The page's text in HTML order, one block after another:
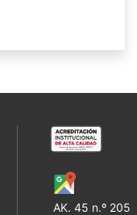
AK. 45 n.º 205